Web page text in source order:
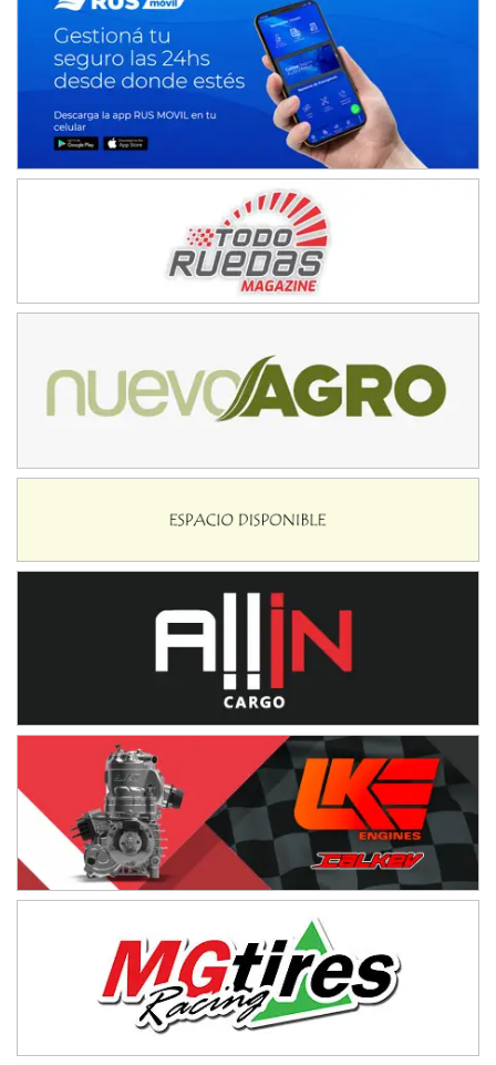
Avellaneda (Santa Fe)
SUR SANTAFESINO - F4
José Samuel Sánchez (Tierra)
Rufino (Santa Fe)
TUCUMANO - F5
Juan Navarro (Asfalto)
El Timbó (Tucumán)